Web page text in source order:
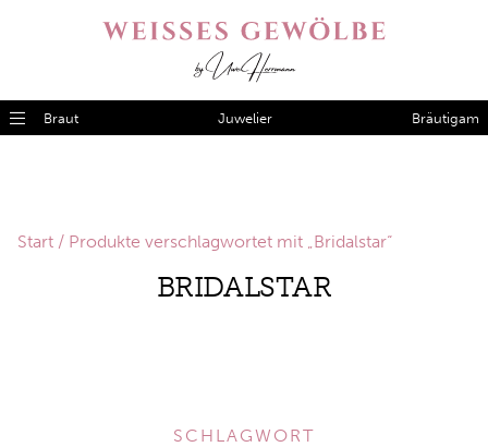
Braut Juwelier Bräutigam
Start / Produkte verschlagwortet mit „Bridalstar“
BRIDALSTAR
SCHLAGWORT